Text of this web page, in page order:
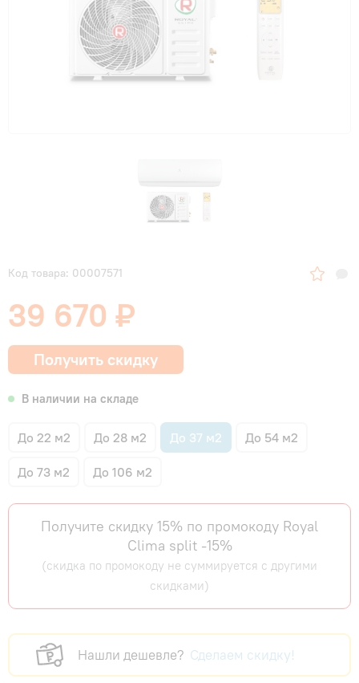
Код товара: 00007571
39 670 ₽
Получить скидку
В наличии на складе
До 22 м2 До 28 м2 До 37 м2 До 54 м2
До 73 м2 До 106 м2
Получите скидку 15% по промокоду Royal
Clima split -15%
(скидка по промокоду не суммируется с другими
скидками)
Нашли дешевле? Сделаем скидку!